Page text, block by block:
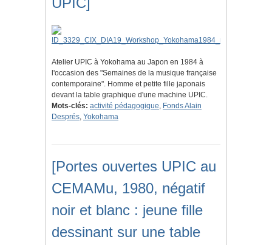
Atelier UPIC à Yokohama au Japon en 1984 à
l'occasion des "Semaines de la musique française
contemporaine". Homme et petite fille japonais
devant la table graphique d'une machine UPIC.
Mots-clés: activité pédagogique, Fonds Alain
Després, Yokohama
[Portes ouvertes UPIC au
CEMAMu, 1980, négatif
noir et blanc : jeune fille
dessinant sur une table